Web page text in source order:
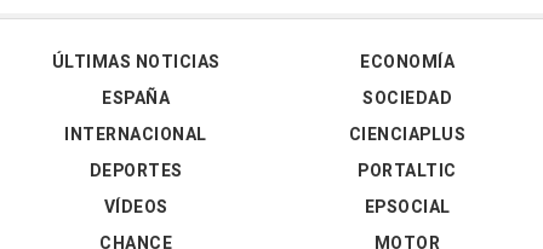
ÚLTIMAS NOTICIAS
ESPAÑA
INTERNACIONAL
DEPORTES
VÍDEOS
ECONOMÍA
SOCIEDAD
CIENCIAPLUS
PORTALTIC
EPSOCIAL
CHANCE
MOTOR